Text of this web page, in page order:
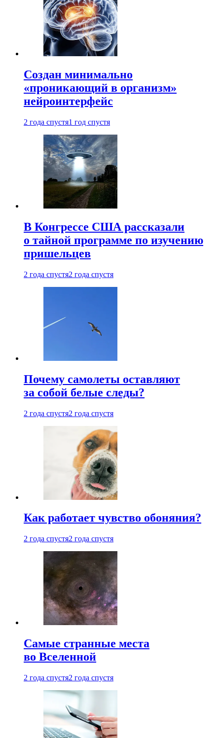
Создан минимально
«проникающий в организм»
нейроинтерфейс
2 года спустя1 год спустя
В Конгрессе США рассказали
о тайной программе по изучению
пришельцев
2 года спустя2 года спустя
Почему самолеты оставляют
за собой белые следы?
2 года спустя2 года спустя
Как работает чувство обоняния?
2 года спустя2 года спустя
Самые странные места
во Вселенной
2 года спустя2 года спустя